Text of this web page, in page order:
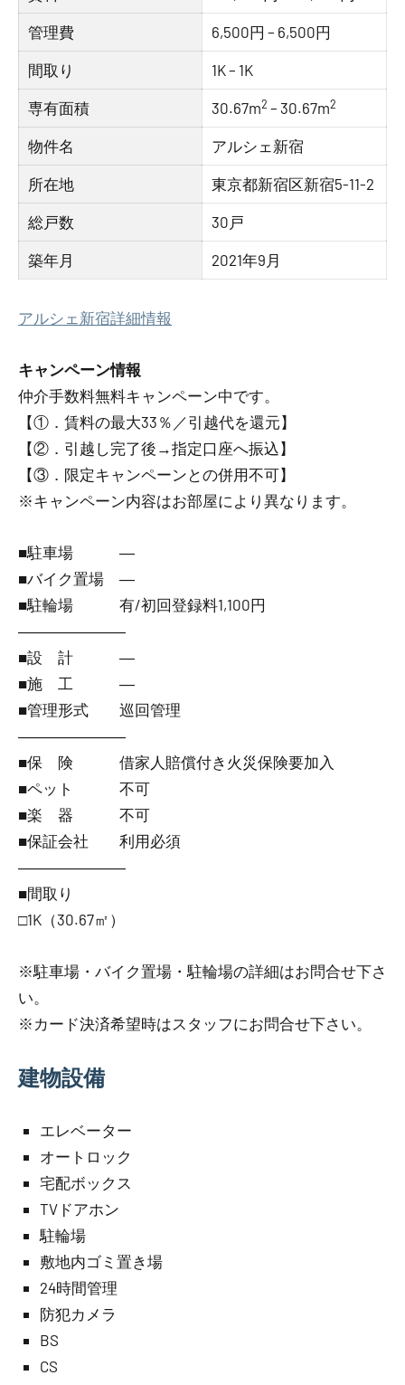
管理費 6,500円 – 6,500円
間取り 1K – 1K
専有面積 30.67m2 – 30.67m2
物件名 アルシェ新宿
所在地 東京都新宿区新宿5-11-2
総戸数 30戸
築年月 2021年9月
アルシェ新宿詳細情報
キャンペーン情報
仲介手数料無料キャンペーン中です。
【①．賃料の最大33％／引越代を還元】
【②．引越し完了後→指定口座へ振込】
【③．限定キャンペーンとの併用不可】
※キャンペーン内容はお部屋により異なります。
■駐車場 ―
■バイク置場 ―
■駐輪場 有/初回登録料1,100円
―――――――
■設 計 ―
■施 工 ―
■管理形式 巡回管理
―――――――
■保 険 借家人賠償付き火災保険要加入
■ペット 不可
■楽 器 不可
■保証会社 利用必須
―――――――
■間取り
□1K（30.67㎡）
※駐車場・バイク置場・駐輪場の詳細はお問合せ下さ
い。
※カード決済希望時はスタッフにお問合せ下さい。
建物設備
エレベーター
オートロック
宅配ボックス
TVドアホン
駐輪場
敷地内ゴミ置き場
24時間管理
防犯カメラ
BS
CS